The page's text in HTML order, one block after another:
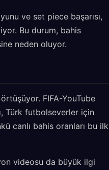
ve set piece başarısı,
Bu durum, bahis
neden oluyor.
FIFA-YouTube
Türk futbolseverler için
canlı bahis oranları bu ilk
videosu da büyük ilgi